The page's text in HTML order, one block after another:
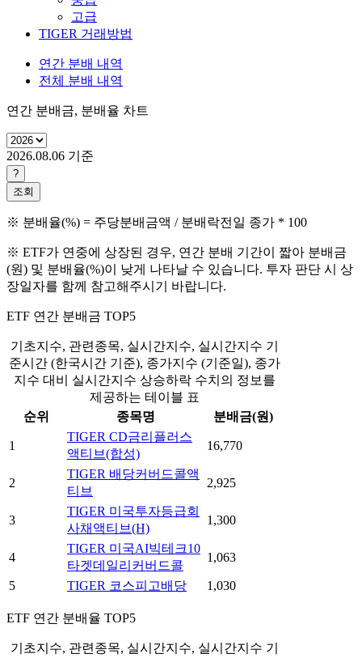
고급
TIGER 거래방법
연간 분배 내역
전체 분배 내역
연간 분배금, 분배율 차트
2026.08.06 기준
?
조회
※ 분배율(%) = 주당분배금액 / 분배락전일 종가 * 100
※ ETF가 연중에 상장된 경우, 연간 분배 기간이 짧아 분배금
(원) 및 분배율(%)이 낮게 나타날 수 있습니다. 투자 판단 시 상
장일자를 함께 참고해주시기 바랍니다.
ETF 연간 분배금 TOP5
기초지수, 관련종목, 실시간지수, 실시간지수 기
준시간 (한국시간 기준), 종가지수 (기준일), 종가
지수 대비 실시간지수 상승하락 수치의 정보를
제공하는 테이블 표
순위
종목명 분배금(원)
1
TIGER CD금리플러스
액티브(합성)
16,770
2
TIGER 배당커버드콜액
티브
2,925
3
TIGER 미국투자등급회
사채액티브(H)
1,300
4
TIGER 미국AI빅테크10
타겟데일리커버드콜
1,063
5 TIGER 코스피고배당 1,030
ETF 연간 분배율 TOP5
기초지수, 관련종목, 실시간지수, 실시간지수 기